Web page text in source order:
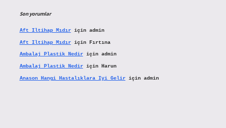
Son yorumlar
Aft Iltihap Mıdıriçin admin
Aft Iltihap Mıdıriçin Fırtına
Ambalaj Plastik Nediriçin admin
Ambalaj Plastik Nediriçin Harun
Anason Hangi Hastalıklara Iyi Geliriçin admin